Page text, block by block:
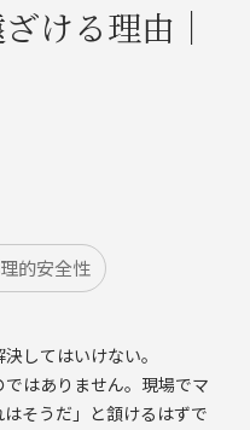
ける理由｜
的安全性
してはいけない。
はありません。現場でマ
そうだ」と頷けるはずで